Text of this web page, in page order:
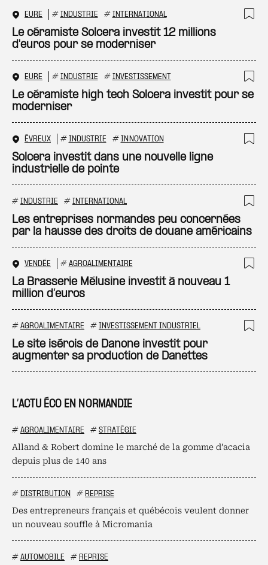
L’ACTU ÉCO EN NORMANDIE
# AGROALIMENTAIRE # STRATÉGIE
Alland & Robert domine le marché de la gomme d’acacia
depuis plus de 140 ans
# DISTRIBUTION # REPRISE
Des entrepreneurs français et québécois veulent donner
un nouveau souffle à Micromania
# AUTOMOBILE # REPRISE
EURE # INDUSTRIE # INTERNATIONAL
Le céramiste Solcera investit 12 millions
d'euros pour se moderniser
EURE # INDUSTRIE # INVESTISSEMENT
Le céramiste high tech Solcera investit pour se
moderniser
ÉVREUX # INDUSTRIE # INNOVATION
Solcera investit dans une nouvelle ligne
industrielle de pointe
# INDUSTRIE # INTERNATIONAL
Les entreprises normandes peu concernées
par la hausse des droits de douane américains
VENDÉE # AGROALIMENTAIRE
La Brasserie Mélusine investit à nouveau 1
million d’euros
# AGROALIMENTAIRE # INVESTISSEMENT INDUSTRIEL
Le site isérois de Danone investit pour
augmenter sa production de Danettes